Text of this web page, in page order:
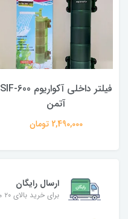
فیلتر داخلی آکواریوم SIF-600
آتمن
2,490,000 تومان
ارسال رایگان
برای خرید بالای ۲۰ میلیون تومان(بغیر از آکواریوم)